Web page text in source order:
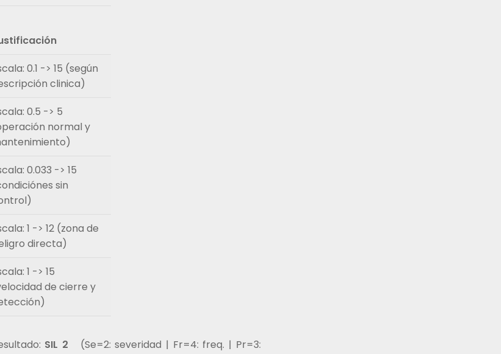
0.1 -> 15 (según
clinica)
0.5 -> 5
normal y
0.033 -> 15
sin
1 -> 12 (zona de
directa)
1 -> 15
de cierre y
SIL 2 (Se=2: severidad | Fr=4: freq. | Pr=3: